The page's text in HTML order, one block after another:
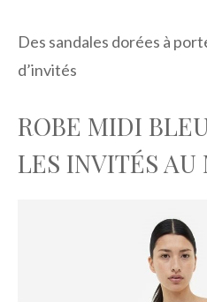
Des sandales dorées à
d’invités
ROBE MIDI
LES INVITÉS AU